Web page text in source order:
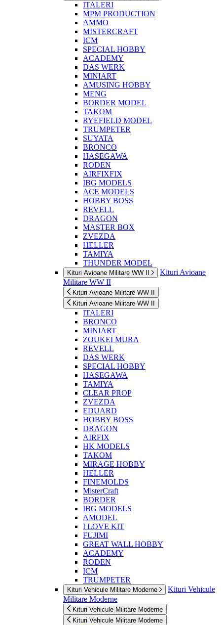
ITALERI
MPM PRODUCTION
AMMO
MISTERCRAFT
ICM
SPECIAL HOBBY
ACADEMY
DAS WERK
MINIART
AMUSING HOBBY
MENG
BORDER MODEL
TAKOM
RYEFIELD MODEL
TRUMPETER
SUYATA
BRONCO
HASEGAWA
RODEN
AIRFIXFIX
IBG MODELS
ACE MODELS
HOBBY BOSS
REVELL
DRAGON
MASTER BOX
ZVEZDA
HELLER
TAMIYA
THUNDER MODEL
Kituri Avioane Militare WW II
Kituri Avioane
Militare WW II
Kituri Avioane Militare WW II
Kituri Avioane Militare WW II
ITALERI
BRONCO
MINIART
ZOUKEI MURA
REVELL
DAS WERK
SPECIAL HOBBY
HASEGAWA
TAMIYA
CLEAR PROP
ZVEZDA
EDUARD
HOBBY BOSS
DRAGON
AIRFIX
HK MODELS
TAKOM
MIRAGE HOBBY
HELLER
FINEMOLDS
MisterCraft
BORDER
IBG MODELS
AMODEL
I LOVE KIT
FUJIMI
GREAT WALL HOBBY
ACADEMY
RODEN
ICM
TRUMPETER
Kituri Vehicule Militare Moderne
Kituri Vehicule
Militare Moderne
Kituri Vehicule Militare Moderne
Kituri Vehicule Militare Moderne